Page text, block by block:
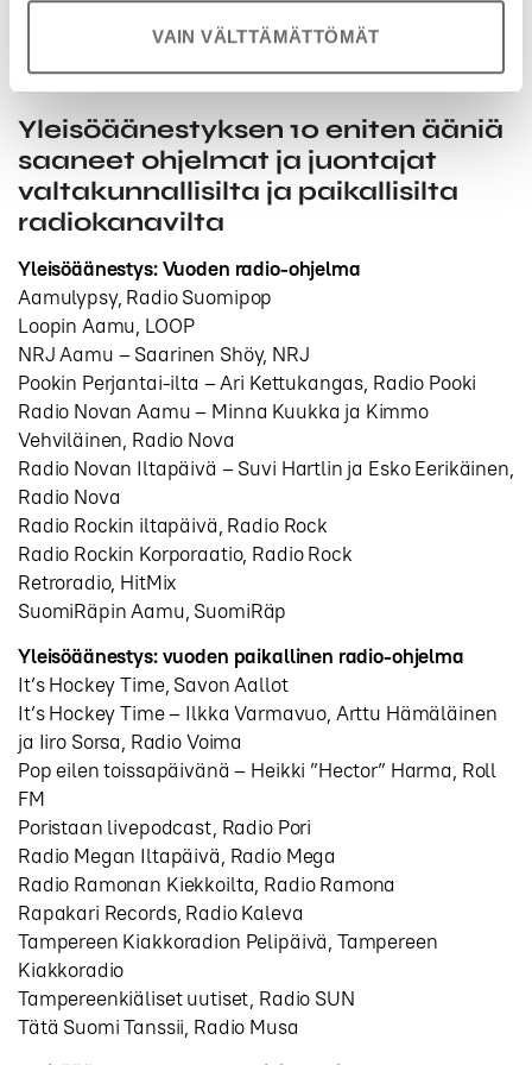
VAIN VÄLTTÄMÄTTÖMÄT
Yölinjalla Pekka Pöllö, Radio Suomipop
Yleisöäänestyksen 10 eniten ääniä
saaneet ohjelmat ja juontajat
valtakunnallisilta ja paikallisilta
radiokanavilta
Yleisöäänestys: Vuoden radio-ohjelma
Aamulypsy, Radio Suomipop
Loopin Aamu, LOOP
NRJ Aamu – Saarinen Shöy, NRJ
Pookin Perjantai-ilta – Ari Kettukangas, Radio Pooki
Radio Novan Aamu – Minna Kuukka ja Kimmo
Vehviläinen, Radio Nova
Radio Novan Iltapäivä – Suvi Hartlin ja Esko Eerikäinen,
Radio Nova
Radio Rockin iltapäivä, Radio Rock
Radio Rockin Korporaatio, Radio Rock
Retroradio, HitMix
SuomiRäpin Aamu, SuomiRäp
Yleisöäänestys: vuoden paikallinen radio-ohjelma
It’s Hockey Time, Savon Aallot
It’s Hockey Time – Ilkka Varmavuo, Arttu Hämäläinen
ja Iiro Sorsa, Radio Voima
Pop eilen toissapäivänä – Heikki ”Hector” Harma, Roll
FM
Poristaan livepodcast, Radio Pori
Radio Megan Iltapäivä, Radio Mega
Radio Ramonan Kiekkoilta, Radio Ramona
Rapakari Records, Radio Kaleva
Tampereen Kiakkoradion Pelipäivä, Tampereen
Kiakkoradio
Tampereenkiäliset uutiset, Radio SUN
Tätä Suomi Tanssii, Radio Musa